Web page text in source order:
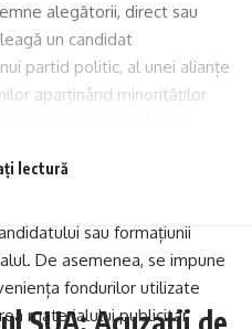
alegătorii, direct sau
un candidat
partid politic, al unei alianțe
aparținând minorităților
ar fi mențiunea că
sau formațiunii
De asemenea, se impune
fondurilor utilizate
materialului publicitar,
lectură